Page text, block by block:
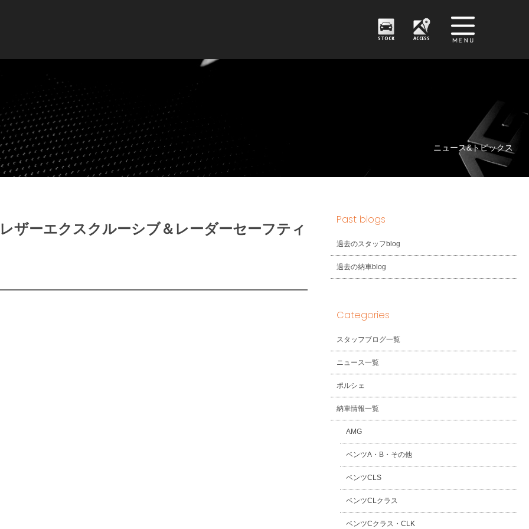
STOCK ACCESS
ニュース&トピックス
ザーエクスクルーシブ＆レーダーセーフティ
Past blogs
過去のスタッフblog
過去の納車blog
Categories
スタッフブログ一覧
ニュース一覧
ポルシェ
納車情報一覧
AMG
ベンツA・B・その他
ベンツCLS
ベンツCLクラス
ベンツCクラス・CLK